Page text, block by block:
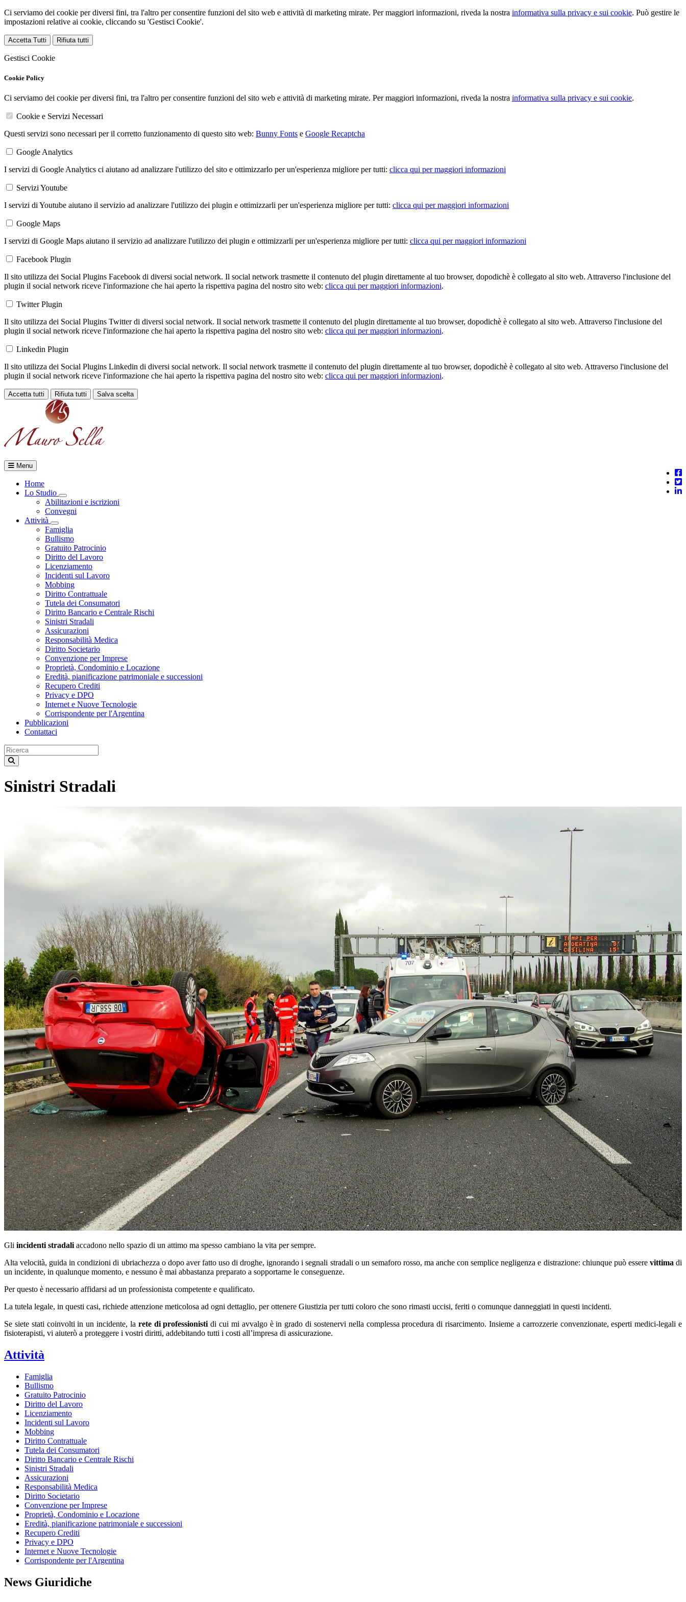
Ci serviamo dei cookie per diversi fini, tra l'altro per consentire funzioni del sito web e attività di marketing mirate. Per maggiori informazioni, riveda la nostra informativa sulla privacy e sui cookie. Può gestire le
impostazioni relative ai cookie, cliccando su 'Gestisci Cookie'.
Accetta Tutti Rifiuta tutti
Gestisci Cookie
Cookie Policy
Ci serviamo dei cookie per diversi fini, tra l'altro per consentire funzioni del sito web e attività di marketing mirate. Per maggiori informazioni, riveda la nostra informativa sulla privacy e sui cookie.
Cookie e Servizi Necessari
Questi servizi sono necessari per il corretto funzionamento di questo sito web: Bunny Fonts e Google Recaptcha
Google Analytics
I servizi di Google Analytics ci aiutano ad analizzare l'utilizzo del sito e ottimizzarlo per un'esperienza migliore per tutti: clicca qui per maggiori informazioni
Servizi Youtube
I servizi di Youtube aiutano il servizio ad analizzare l'utilizzo dei plugin e ottimizzarli per un'esperienza migliore per tutti: clicca qui per maggiori informazioni
Google Maps
I servizi di Google Maps aiutano il servizio ad analizzare l'utilizzo dei plugin e ottimizzarli per un'esperienza migliore per tutti: clicca qui per maggiori informazioni
Facebook Plugin
Il sito utilizza dei Social Plugins Facebook di diversi social network. Il social network trasmette il contenuto del plugin direttamente al tuo browser, dopodichè è collegato al sito web. Attraverso l'inclusione del
plugin il social network riceve l'informazione che hai aperto la rispettiva pagina del nostro sito web: clicca qui per maggiori informazioni.
Twitter Plugin
Il sito utilizza dei Social Plugins Twitter di diversi social network. Il social network trasmette il contenuto del plugin direttamente al tuo browser, dopodichè è collegato al sito web. Attraverso l'inclusione del
plugin il social network riceve l'informazione che hai aperto la rispettiva pagina del nostro sito web: clicca qui per maggiori informazioni.
Linkedin Plugin
Il sito utilizza dei Social Plugins Linkedin di diversi social network. Il social network trasmette il contenuto del plugin direttamente al tuo browser, dopodichè è collegato al sito web. Attraverso l'inclusione del
plugin il social network riceve l'informazione che hai aperto la rispettiva pagina del nostro sito web: clicca qui per maggiori informazioni.
Accetta tutti Rifiuta tutti Salva scelta
Menu
Home
Lo Studio
Toggle Dropdown
Abilitazioni e iscrizioni
Convegni
Attività
Toggle Dropdown
Famiglia
Bullismo
Gratuito Patrocinio
Diritto del Lavoro
Licenziamento
Incidenti sul Lavoro
Mobbing
Diritto Contrattuale
Tutela dei Consumatori
Diritto Bancario e Centrale Rischi
Sinistri Stradali
Assicurazioni
Responsabilità Medica
Diritto Societario
Convenzione per Imprese
Proprietà, Condominio e Locazione
Eredità, pianificazione patrimoniale e successioni
Recupero Crediti
Privacy e DPO
Internet e Nuove Tecnologie
Corrispondente per l'Argentina
Pubblicazioni
Contattaci
Sinistri Stradali
Gli incidenti stradaliaccadono nello spazio di un attimo ma spesso cambiano la vita per sempre.
Alta velocità, guida in condizioni di ubriachezza o dopo aver fatto uso di droghe, ignorando i segnali stradali o un semaforo rosso, ma anche con semplice negligenza e distrazione: chiunque può essere vittimadi
un incidente, in qualunque momento, e nessuno è mai abbastanza preparato a sopportarne le conseguenze.
Per questo è necessario affidarsi ad un professionista competente e qualificato.
La tutela legale, in questi casi, richiede attenzione meticolosa ad ogni dettaglio, per ottenere Giustizia per tutti coloro che sono rimasti uccisi, feriti o comunque danneggiati in questi incidenti.
Se siete stati coinvolti in un incidente, la rete di professionistidi cui mi avvalgo è in grado di sostenervi nella complessa procedura di risarcimento. Insieme a carrozzerie convenzionate, esperti medici-legali e
fisioterapisti, vi aiuterò a proteggere i vostri diritti, addebitando tutti i costi all’impresa di assicurazione.
Attività
Famiglia
Bullismo
Gratuito Patrocinio
Diritto del Lavoro
Licenziamento
Incidenti sul Lavoro
Mobbing
Diritto Contrattuale
Tutela dei Consumatori
Diritto Bancario e Centrale Rischi
Sinistri Stradali
Assicurazioni
Responsabilità Medica
Diritto Societario
Convenzione per Imprese
Proprietà, Condominio e Locazione
Eredità, pianificazione patrimoniale e successioni
Recupero Crediti
Privacy e DPO
Internet e Nuove Tecnologie
Corrispondente per l'Argentina
News Giuridiche